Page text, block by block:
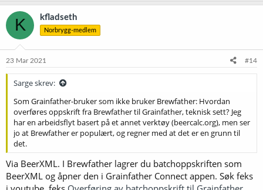
K kfladseth
Norbrygg-medlem
23 Mar 2021 #14
Sarge skrev:
Som Grainfather-bruker som ikke bruker Brewfather: Hvordan
overføres oppskrift fra Brewfather til Grainfather, teknisk sett? Jeg
har en arbeidsflyt basert på et annet verktøy (beercalc.org), men ser
jo at Brewfather er populært, og regner med at det er en grunn til
det.
Via BeerXML. I Brewfather lagrer du batchoppskriften som
BeerXML og åpner den i Grainfather Connect appen. Søk feks